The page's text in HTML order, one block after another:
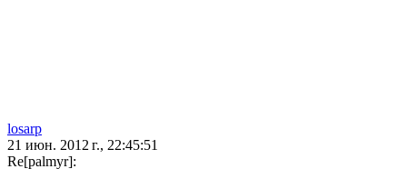
losarp
21 июн. 2012 г., 22:45:51
Re[palmyr]: